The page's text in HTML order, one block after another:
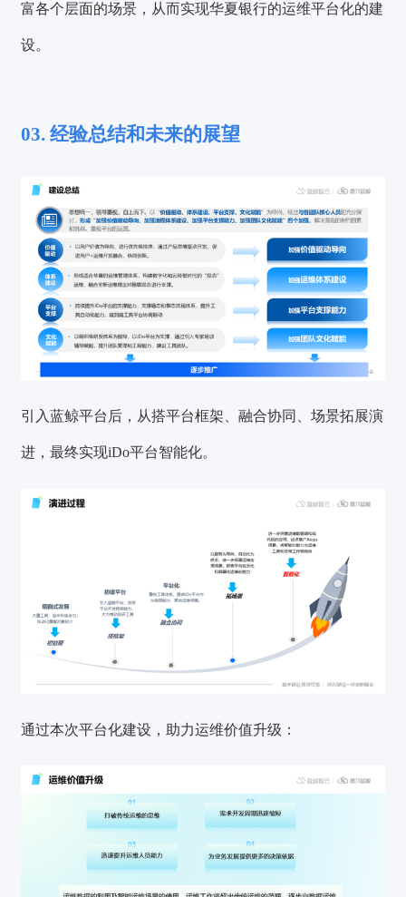
富各个层面的场景，从而实现华夏银行的运维平台化的建
设。
03. 经验总结和未来的展望
引入蓝鲸平台后，从搭平台框架、融合协同、场景拓展演
进，最终实现iDo平台智能化。
通过本次平台化建设，助力运维价值升级：